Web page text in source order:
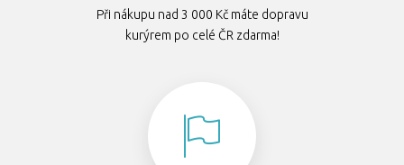
Při nákupu nad 3 000 Kč máte dopravu
kurýrem po celé ČR zdarma!